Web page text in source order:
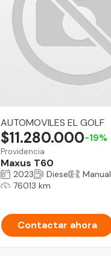
AUTOMOVILES EL GOLF
Providencia
Maxus T60
$11.280.000-19%
2023 Diesel
Manual
76013 km
Contactar ahora